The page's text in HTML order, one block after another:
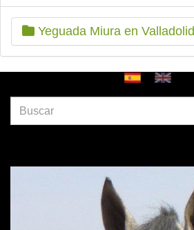
Yeguada Miura en Valladolid